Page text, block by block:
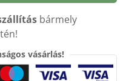
bármely
vásárlás!